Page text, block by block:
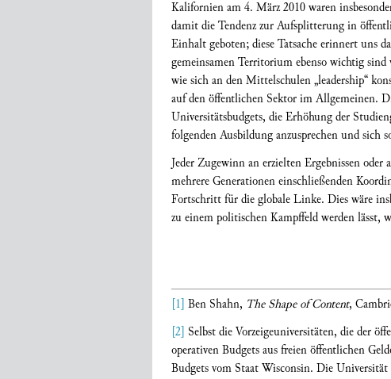
Kalifornien am 4. März 2010 waren
damit die Tendenz zur Aufsplitterung in
Einhalt geboten; diese Tatsache erinnert uns
gemeinsamen Territorium ebenso wichtig
wie sich an den Mittelschulen „leadership“
auf den öffentlichen Sektor im Allgemeinen.
Universitätsbudgets, die Erhöhung der
folgenden Ausbildung anzusprechen und sich
Jeder Zugewinn an erzielten Ergebnissen
mehrere Generationen einschließenden
Fortschritt für die globale Linke. Dies wäre
zu einem politischen Kampffeld werden lässt,
[1] Ben Shahn, The Shape of Content,
[2] Selbst die Vorzeigeuniversitäten, die der
operativen Budgets aus freien öffentlichen
Budgets vom Staat Wisconsin. Die